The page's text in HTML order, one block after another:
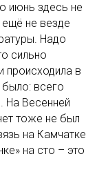
июнь здесь не
ещё не везде
Надо
сильно
происходила в
было: всего
На Весенней
тоже не был
на Камчатке
на сто – это